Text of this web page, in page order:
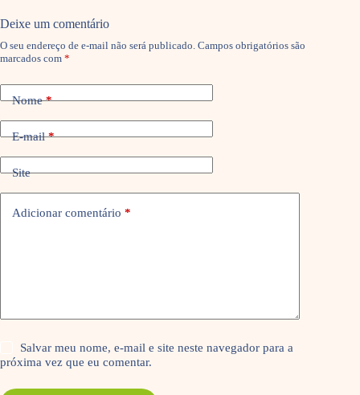
Deixe um comentário
O seu endereço de e-mail não será publicado. Campos obrigatórios são
marcados com *
Nome*
E-mail*
Site
Adicionar comentário *
Salvar meu nome, e-mail e site neste navegador para a
próxima vez que eu comentar.